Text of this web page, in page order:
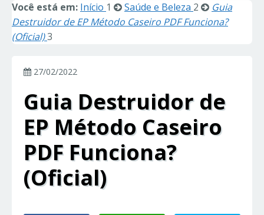
Você está em: Início 1 Saúde e Beleza 2
Guia
Destruidor de EP Método Caseiro PDF Funciona?
(Oficial)3
27/02/2022
Guia Destruidor de
EP Método Caseiro
PDF Funciona?
(Oficial)